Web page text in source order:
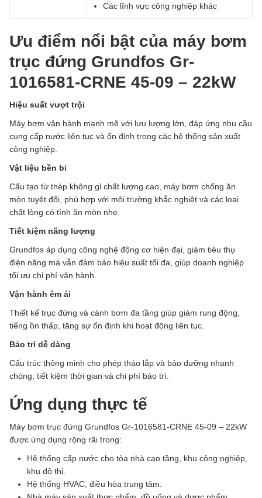
Các lĩnh vực công nghiệp khác
Ưu điểm nổi bật của máy bơm
trục đứng Grundfos Gr-
1016581-CRNE 45-09 – 22kW
Hiệu suất vượt trội
Máy bơm vận hành mạnh mẽ với lưu lượng lớn, đáp ứng nhu cầu
cung cấp nước liên tục và ổn định trong các hệ thống sản xuất
công nghiệp.
Vật liệu bền bỉ
Cấu tạo từ thép không gỉ chất lượng cao, máy bơm chống ăn
mòn tuyệt đối, phù hợp với môi trường khắc nghiệt và các loại
chất lỏng có tính ăn mòn nhẹ.
Tiết kiệm năng lượng
Grundfos áp dụng công nghệ động cơ hiện đại, giảm tiêu thụ
điện năng mà vẫn đảm bảo hiệu suất tối đa, giúp doanh nghiệp
tối ưu chi phí vận hành.
Vận hành êm ái
Thiết kế trục đứng và cánh bơm đa tầng giúp giảm rung động,
tiếng ồn thấp, tăng sự ổn định khi hoạt động liên tục.
Bảo trì dễ dàng
Cấu trúc thông minh cho phép tháo lắp và bảo dưỡng nhanh
chóng, tiết kiệm thời gian và chi phí bảo trì.
Ứng dụng thực tế
Máy bơm trục đứng Grundfos Gr-1016581-CRNE 45-09 – 22kW
được ứng dụng rộng rãi trong:
Hệ thống cấp nước cho tòa nhà cao tầng, khu công nghiệp,
khu đô thị.
Hệ thống HVAC, điều hòa trung tâm.